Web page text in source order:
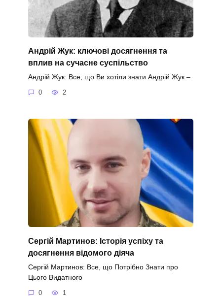
Андрій Жук: ключові досягнення та
вплив на сучасне суспільство
Андрій Жук: Все, що Ви хотіли знати Андрій Жук –
0 2
Сергій Мартинов: Історія успіху та
досягнення відомого діяча
Сергій Мартинов: Все, що Потрібно Знати про
Цього Видатного
0 1